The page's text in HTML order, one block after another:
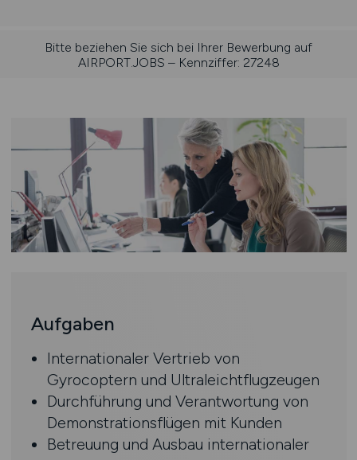
Bitte beziehen Sie sich bei Ihrer Bewerbung auf
AIRPORT.JOBS – Kennziffer: 27248
Aufgaben
Internationaler Vertrieb von
Gyrocoptern und Ultraleichtflugzeugen
Durchführung und Verantwortung von
Demonstrationsflügen mit Kunden
Betreuung und Ausbau internationaler